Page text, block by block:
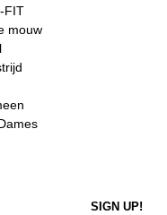
FIT
mouw